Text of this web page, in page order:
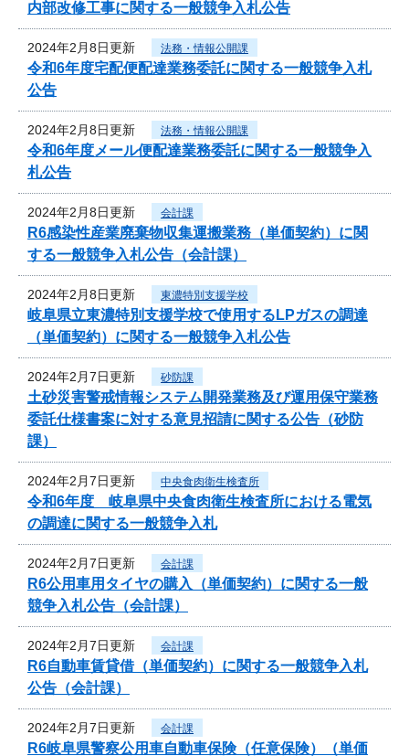
内部改修工事に関する一般競争入札公告
2024年2月8日更新 法務・情報公開課
令和6年度宅配便配達業務委託に関する一般競争入札
公告
2024年2月8日更新 法務・情報公開課
令和6年度メール便配達業務委託に関する一般競争入
札公告
2024年2月8日更新 会計課
R6感染性産業廃棄物収集運搬業務（単価契約）に関
する一般競争入札公告（会計課）
2024年2月8日更新 東濃特別支援学校
岐阜県立東濃特別支援学校で使用するLPガスの調達
（単価契約）に関する一般競争入札公告
2024年2月7日更新 砂防課
土砂災害警戒情報システム開発業務及び運用保守業務
委託仕様書案に対する意見招請に関する公告（砂防
課）
2024年2月7日更新 中央食肉衛生検査所
令和6年度 岐阜県中央食肉衛生検査所における電気
の調達に関する一般競争入札
2024年2月7日更新 会計課
R6公用車用タイヤの購入（単価契約）に関する一般
競争入札公告（会計課）
2024年2月7日更新 会計課
R6自動車賃貸借（単価契約）に関する一般競争入札
公告（会計課）
2024年2月7日更新 会計課
R6岐阜県警察公用車自動車保険（任意保険）（単価